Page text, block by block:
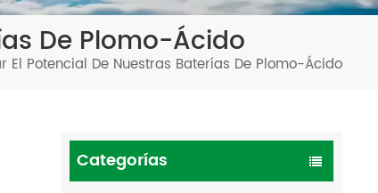
português
Türkçe
De Plomo-Ácido
El Potencial De Nuestras Baterías De Plomo-Ácido
Categorías